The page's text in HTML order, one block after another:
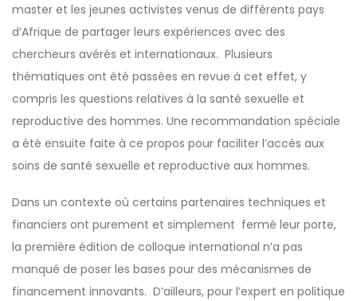
master et les jeunes activistes venus de différents pays
d’Afrique de partager leurs expériences avec des
chercheurs avérés et internationaux. Plusieurs
thématiques ont été passées en revue à cet effet, y
compris les questions relatives à la santé sexuelle et
reproductive des hommes. Une recommandation spéciale
a été ensuite faite à ce propos pour faciliter l’accès aux
soins de santé sexuelle et reproductive aux hommes.
Dans un contexte où certains partenaires techniques et
financiers ont purement et simplement fermé leur porte,
la première édition de colloque international n’a pas
manqué de poser les bases pour des mécanismes de
financement innovants. D’ailleurs, pour l’expert en politique